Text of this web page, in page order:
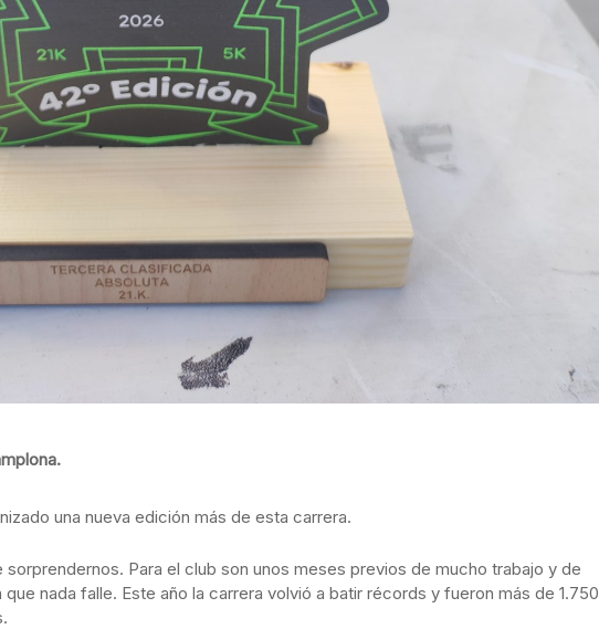
una nueva edición más de esta carrera.
Para el club son unos meses previos de mucho trabajo y de
nada falle. Este año la carrera volvió a batir récords y fueron más de 1.750